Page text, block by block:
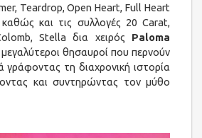
Teardrop, Open Heart, Full Heart
και τις συλλογές 20 Carat,
Stella δια χειρός Paloma
μεγαλύτεροι θησαυροί που περνούν
γράφοντας τη διαχρονική ιστορία
και συντηρώντας τον μύθο